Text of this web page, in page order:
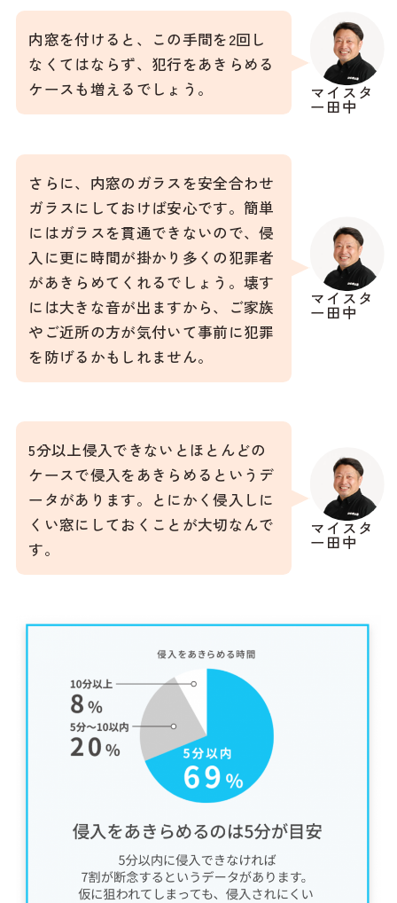
マイスタ
ー田中
内窓を付けると、この手間を2回し
なくてはならず、犯行をあきらめる
ケースも増えるでしょう。
マイスタ
ー田中
さらに、内窓のガラスを安全合わせ
ガラスにしておけば安心です。簡単
にはガラスを貫通できないので、侵
入に更に時間が掛かり多くの犯罪者
があきらめてくれるでしょう。壊す
には大きな音が出ますから、ご家族
やご近所の方が気付いて事前に犯罪
を防げるかもしれません。
マイスタ
ー田中
5分以上侵入できないとほとんどの
ケースで侵入をあきらめるというデ
ータがあります。とにかく侵入しに
くい窓にしておくことが大切なんで
す。